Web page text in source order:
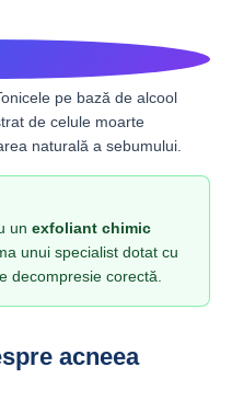
pe bază de alcool
de celule moarte
naturală a sebumului.
un exfoliant chimic
unui specialist dotat cu
decompresie corectă.
acneea